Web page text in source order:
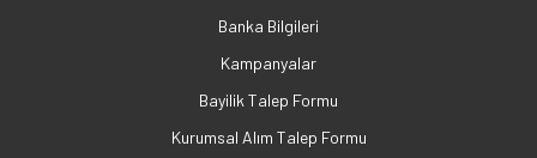
Banka Bilgileri
Kampanyalar
Bayilik Talep Formu
Kurumsal Alım Talep Formu